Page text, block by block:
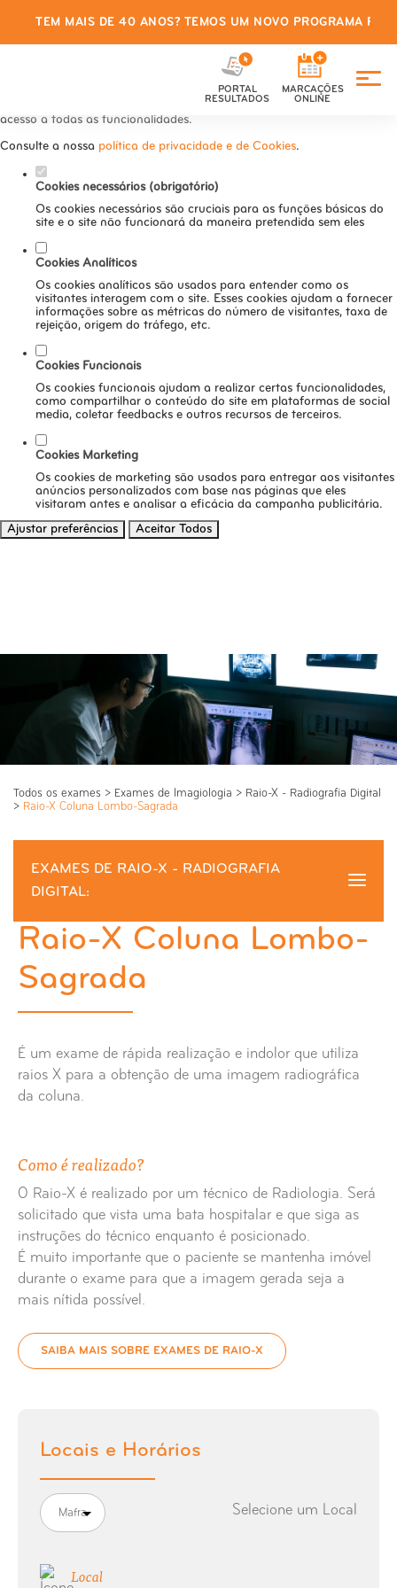
Defina as suas preferências de
cookies para este website.
Este website utiliza cookies estritamente necessários, analíticos e
acesso a todas as funcionalidades.
Consulte a nossa política de privacidade e de Cookies.
Cookies necessários (obrigatório)
Os cookies necessários são cruciais para as funções básicas do
site e o site não funcionará da maneira pretendida sem eles
Cookies Analíticos
Os cookies analíticos são usados para entender como os
visitantes interagem com o site. Esses cookies ajudam a fornecer
informações sobre as métricas do número de visitantes, taxa de
rejeição, origem do tráfego, etc.
Cookies Funcionais
Os cookies funcionais ajudam a realizar certas funcionalidades,
como compartilhar o conteúdo do site em plataformas de social
media, coletar feedbacks e outros recursos de terceiros.
Cookies Marketing
Os cookies de marketing são usados para entregar aos visitantes
anúncios personalizados com base nas páginas que eles
visitaram antes e analisar a eficácia da campanha publicitária.
Ajustar preferências
Aceitar Todos
TEM MAIS DE 40 ANOS? TEMOS UM NOVO PROGRAMA
PORTAL
RESULTADOS
MARCAÇÕES
ONLINE
Todos os exames > Exames de Imagiologia > Raio-X - Radiografia Digital
> Raio-X Coluna Lombo-Sagrada
EXAMES DE RAIO-X - RADIOGRAFIA
DIGITAL:
Raio-X Coluna Lombo-Sagrada
Raio-X Abdómen
Raio-X Ante-braço
Raio-X Articulação Externo Clavicular
Raio-X Articulação Temporo-Maxilar
Raio-X Articulações Sacro Ilíacas
Raio-X Bacia
Raio-X Braço
Raio-X Calcâneo
Raio-X Cávum
Raio-X Coluna Lombo-
Sagrada
É um exame de rápida realização e indolor que utiliza
raios X para a obtenção de uma imagem radiográfica
da coluna.
Como é realizado?
O Raio-X é realizado por um técnico de Radiologia. Será
solicitado que vista uma bata hospitalar e que siga as
instruções do técnico enquanto é posicionado.
É muito importante que o paciente se mantenha imóvel
durante o exame para que a imagem gerada seja a
mais nítida possível.
SAIBA MAIS SOBRE EXAMES DE RAIO-X
Locais e Horários
Mafra Selecione um Local
Local